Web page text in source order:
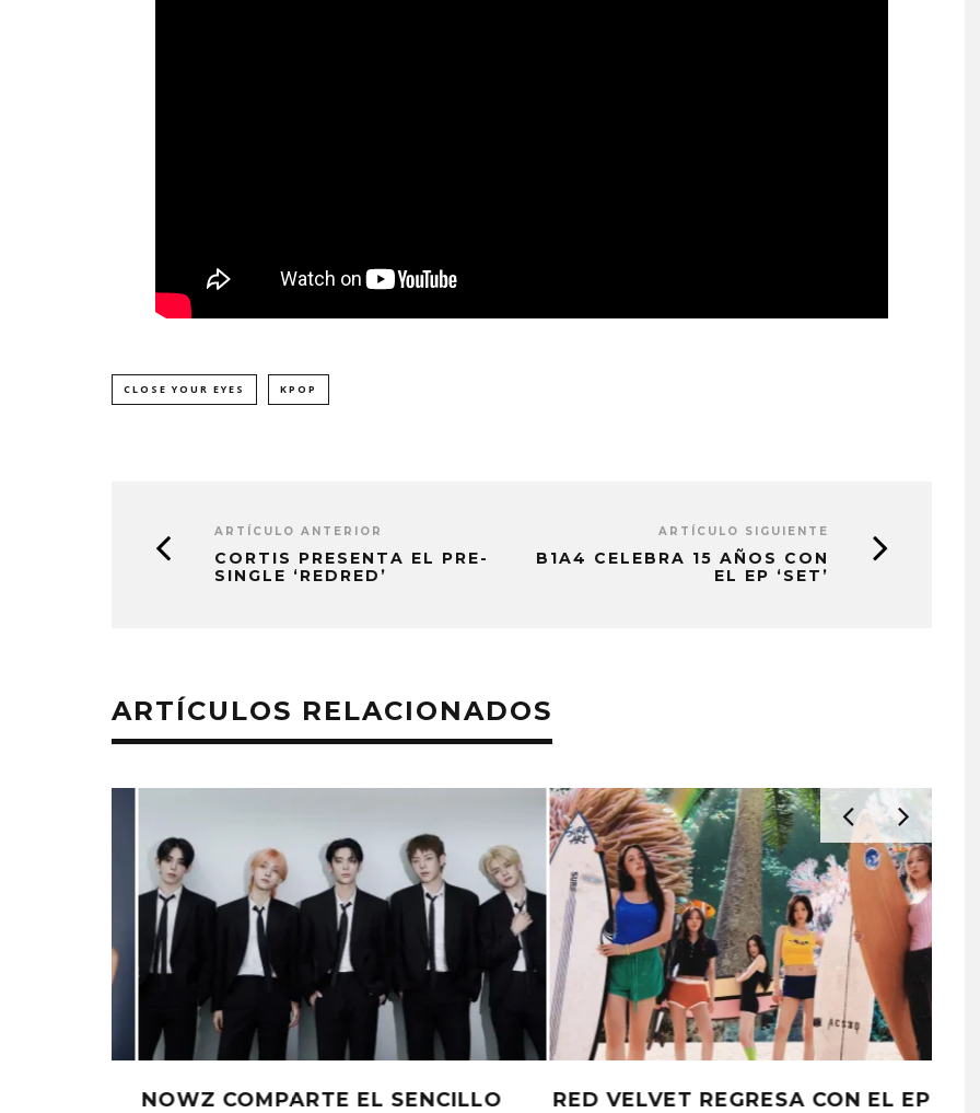
CLOSE YOUR EYES KPOP
ARTÍCULO ANTERIOR
CORTIS PRESENTA EL PRE-
SINGLE ‘REDRED’
ARTÍCULO SIGUIENTE
B1A4 CELEBRA 15 AÑOS CON
EL EP ‘SET’
ARTÍCULOS RELACIONADOS
RED VELVET REGRESA CON EL EP
BTS NO PRESENTARÁ SU DISCO EN
MONET IN BLUE EXPLORA LA
JOAQUINA COMPARTE
STRAY KIDS PUBLICA EL EP